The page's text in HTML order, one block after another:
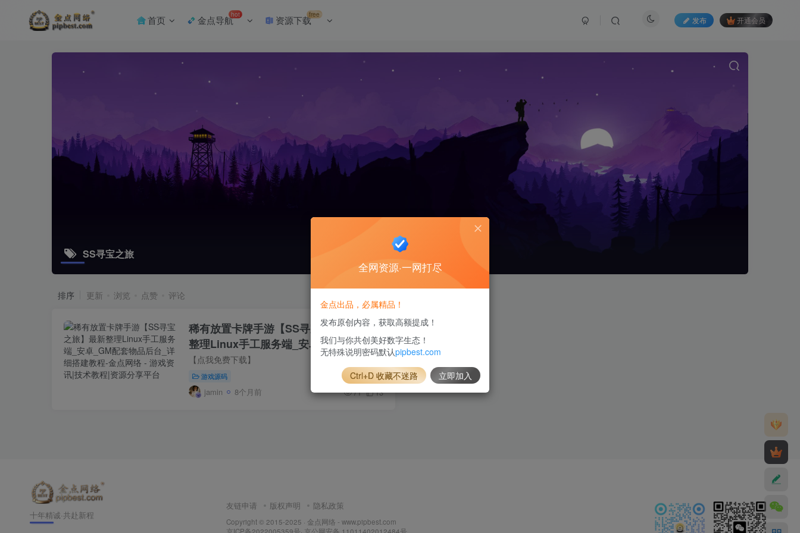
首页 金点导航hot 资源下载free
发布 开通会员
SS寻宝之旅
排序 更新 浏览 点赞 评论
稀有放置卡牌手游【SS寻宝之旅】最新
整理Linux手工服务端_安卓_GM配套物
品后台_详细搭建教程
【点我免费下载】
游戏源码
jamin 8个月前 71 13
十年精诚·共赴新程
友链申请 版权声明 隐私政策
Copyright © 2015-2025 · 金点网络 - www.pipbest.com
京ICP备2022005359号· 京公网安备 11011402012484号
全网资源·一网打尽
金点出品，必属精品！
发布原创内容，获取高额提成！
我们与你共创美好数字生态！
无特殊说明密码默认pipbest.com
Ctrl+D 收藏不迷路 立即加入